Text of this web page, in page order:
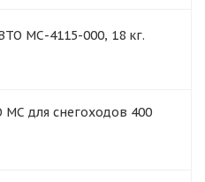
МС-4115-000, 18 кг.
для снегоходов 400